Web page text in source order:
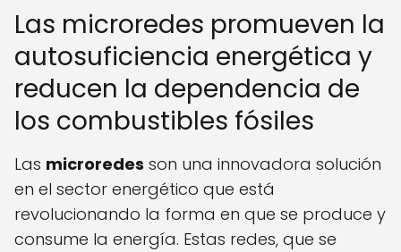
Las microredes promueven la
autosuficiencia energética y
reducen la dependencia de
los combustibles fósiles
Las microredes son una innovadora solución
en el sector energético que está
revolucionando la forma en que se produce y
consume la energía. Estas redes, que se